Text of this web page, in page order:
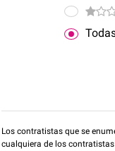
Los contratistas que se
cualquiera de los